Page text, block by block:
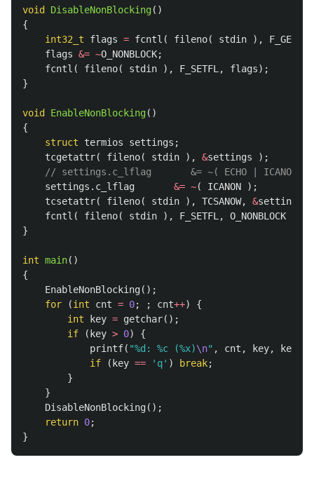
void DisableNonBlocking()
{
int32_t
flags = fcntl ( fileno( stdin ), F_GETFD
flags &= ~O_NONBLOCK;
fcntl ( fileno( stdin ), F_SETFL , flags);
}
void EnableNonBlocking()
{
struct
termios settings ;
tcgetattr( fileno( stdin ), &settings
);
// settings.c_lflag       &= ~( ECHO | ICANON );
settings . c_lflag &= ~( ICANON
);
tcsetattr( fileno( stdin ), TCSANOW, &settings
fcntl ( fileno( stdin ), F_SETFL , O_NONBLOCK
}
int main()
{
EnableNonBlocking();
for
(int cnt = 0; ; cnt++)
{
int
key = getchar();
if
( key > 0)
{
printf( "%d: %c (%x)\n" , cnt , key, key
if
( key == 'q' ) break;
}
}
DisableNonBlocking();
return 0;
}